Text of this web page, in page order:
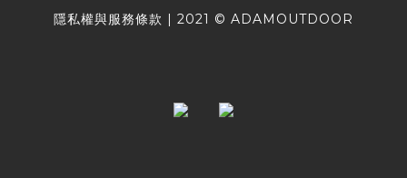
隱私權與服務條款 | 2021 © ADAMOUTDOOR